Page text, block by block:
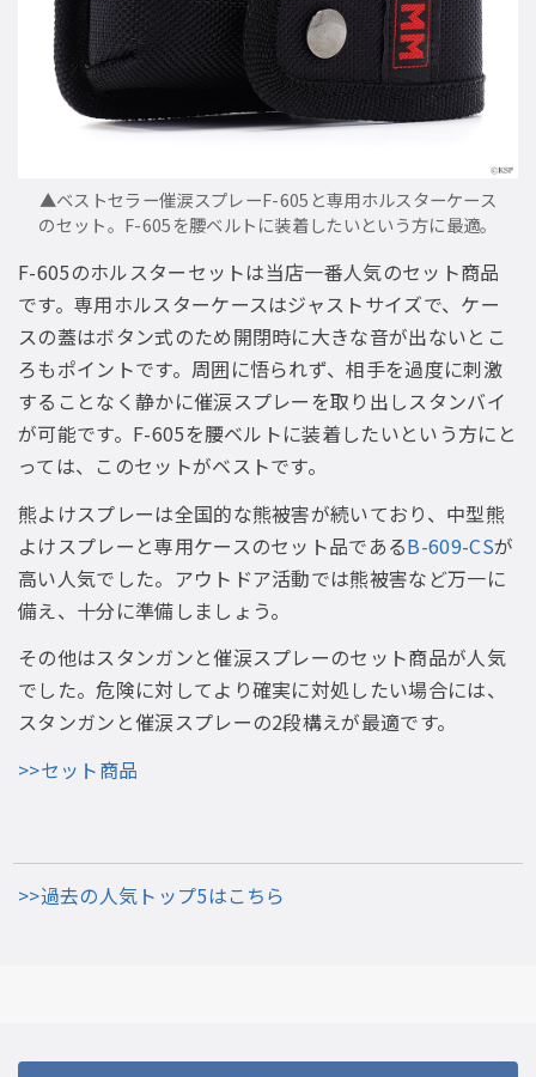
▲ベストセラー催涙スプレーF-605と専用ホルスターケース
のセット。F-605を腰ベルトに装着したいという方に最適。
F-605のホルスターセットは当店一番人気のセット商品
です。専用ホルスターケースはジャストサイズで、ケー
スの蓋はボタン式のため開閉時に大きな音が出ないとこ
ろもポイントです。周囲に悟られず、相手を過度に刺激
することなく静かに催涙スプレーを取り出しスタンバイ
が可能です。F-605を腰ベルトに装着したいという方にと
っては、このセットがベストです。
熊よけスプレーは全国的な熊被害が続いており、中型熊
よけスプレーと専用ケースのセット品であるB-609-CSが
高い人気でした。アウトドア活動では熊被害など万一に
備え、十分に準備しましょう。
その他はスタンガンと催涙スプレーのセット商品が人気
でした。危険に対してより確実に対処したい場合には、
スタンガンと催涙スプレーの2段構えが最適です。
>>セット商品
>>過去の人気トップ5はこちら